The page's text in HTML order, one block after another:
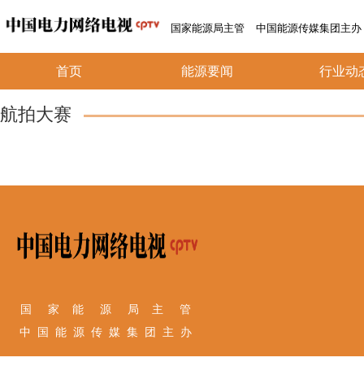
国家能源局主管 中国能源传媒集团主办
首页 能源要闻 行业动
航拍大赛
国 家 能 源 局 主 管
中 国 能 源 传 媒 集 团 主 办